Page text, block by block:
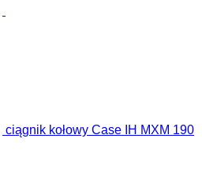
ciągnik kołowy Case IH MXM 190